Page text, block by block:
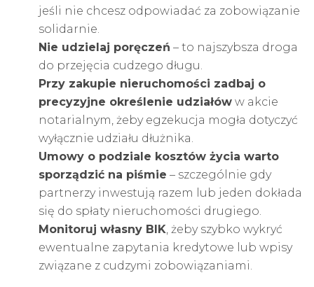
jeśli nie chcesz odpowiadać za zobowiązanie
solidarnie.
Nie udzielaj poręczeń – to najszybsza droga
do przejęcia cudzego długu.
Przy zakupie nieruchomości zadbaj o
precyzyjne określenie udziałów w akcie
notarialnym, żeby egzekucja mogła dotyczyć
wyłącznie udziału dłużnika.
Umowy o podziale kosztów życia warto
sporządzić na piśmie – szczególnie gdy
partnerzy inwestują razem lub jeden dokłada
się do spłaty nieruchomości drugiego.
Monitoruj własny BIK, żeby szybko wykryć
ewentualne zapytania kredytowe lub wpisy
związane z cudzymi zobowiązaniami.